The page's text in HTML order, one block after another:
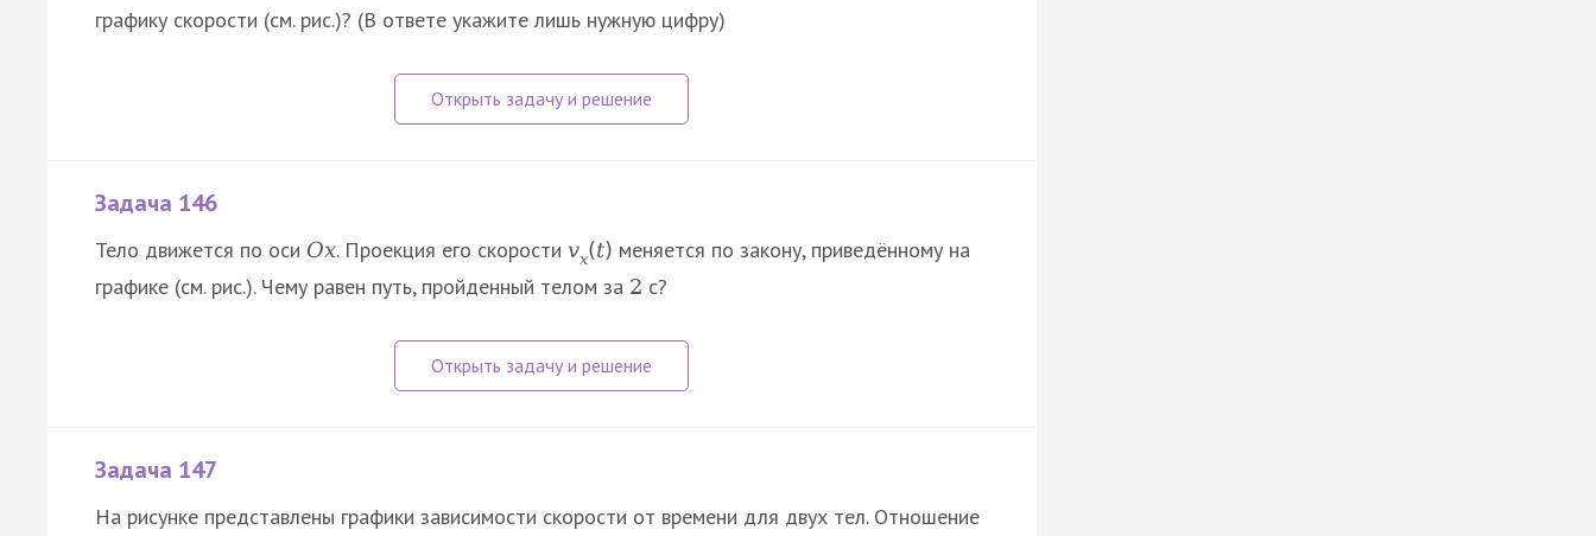
графику скорости (см. рис.)? (В ответе укажите лишь нужную цифру)
Задача 146
Тело движется по оси Ox. Проекция его скорости vx(t) меняется по закону, приведённому на
графике (см. рис.). Чему равен путь, пройденный телом за 2 с?
Задача 147
На рисунке представлены графики зависимости скорости от времени для двух тел. Отношение